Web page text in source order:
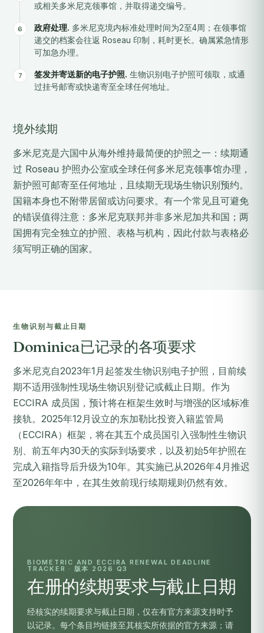
或相关多米尼克领事馆，并取得递交编号。
政府处理. 多米尼克境内标准处理时间为2至4周；在领事馆
递交的档案会往返 Roseau 印制，耗时更长。确属紧急情形
可加急办理。
签发并寄送新的电子护照. 生物识别电子护照可领取，或通
过挂号邮寄或快递寄至全球任何地址。
境外续期
多米尼克是六国中从海外维持最简便的护照之一：续期通
过 Roseau 护照办公室或全球任何多米尼克领事馆办理，
新护照可邮寄至任何地址，且续期无现场生物识别预约。
国籍本身也不附带居留或访问要求。有一个常见且可避免
的错误值得注意：多米尼克联邦并非多米尼加共和国；两
国拥有完全独立的护照、表格与机构，因此付款与表格必
须写明正确的国家。
生物识别与截止日期
Dominica已记录的各项要求
多米尼克自2023年1月起签发生物识别电子护照，目前续
期不适用强制性现场生物识别登记或截止日期。作为
ECCIRA 成员国，预计将在框架生效时与增强的区域标准
接轨。2025年12月设立的东加勒比投资入籍监管局
（ECCIRA）框架，将在其五个成员国引入强制性生物识
别、前五年内30天的实际到场要求，以及初始5年护照在
完成入籍指导后升级为10年。其实施已从2026年4月推迟
至2026年年中，在其生效前现行续期规则仍然有效。
BIOMETRIC AND ECCIRA RENEWAL DEADLINE
TRACKER · 版本 2026 Q3
在册的续期要求与截止日期
经核实的续期要求与截止日期，仅在有官方来源支持时予
以记录。每个条目均链接至其核实所依据的官方来源；请